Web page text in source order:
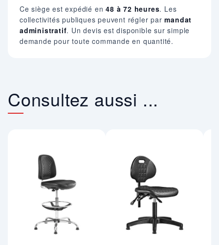
Ce siège est expédié en48 à 72 heures. Les
collectivités publiques peuvent régler parmandat
administratif. Un devis est disponible sur simple
demande pour toute commande en quantité.
Consultez aussi ...